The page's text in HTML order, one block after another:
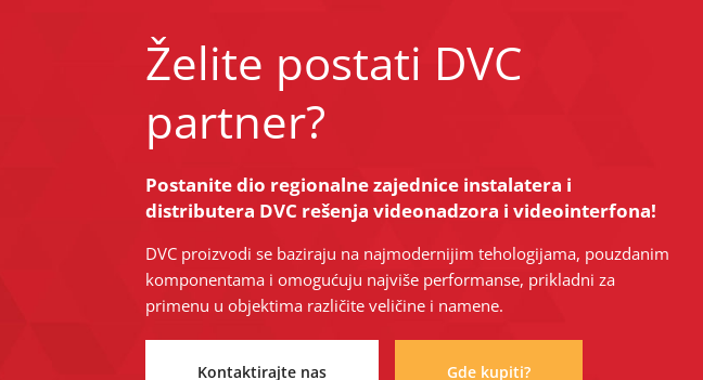
Želite postati DVC
partner?
Postanite dio regionalne zajednice instalatera i
distributera DVC rešenja videonadzora i videointerfona!
DVC proizvodi se baziraju na najmodernijim tehologijama, pouzdanim
komponentama i omogućuju najviše performanse, prikladni za
primenu u objektima različite veličine i namene.
Kontaktirajte nas Gde kupiti?